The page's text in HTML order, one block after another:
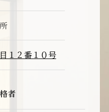
１２番１０号
者